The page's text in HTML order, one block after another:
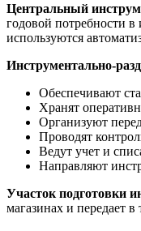
Центральный
годовой потребности
используются
Инструментально-
Обеспечивают
Хранят
Организуют
Проводят
Ведут учет и
Направляют
Участок подготовки
магазинах и передает